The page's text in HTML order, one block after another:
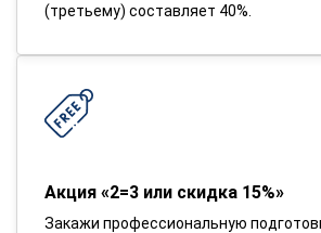
(третьему) составляет 40%.
Акция «2=3 или скидка 15%»
Закажи профессиональную